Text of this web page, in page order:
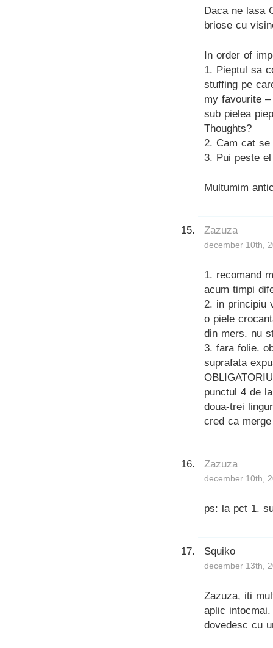
Daca ne lasa
briose cu
In order of
1. Pieptul sa
stuffing pe
my favourite
sub pielea
Thoughts?
2. Cam cat
3. Pui peste
Multumim
Zazuza
december 10th,
1. recomand
acum timpi
2. in principiu
o piele
din mers. nu
3. fara folie.
suprafata
punctul 4 de
doua-trei
cred ca
Zazuza
december 10th,
ps: la pct 1.
Squiko
december 13th,
Zazuza, iti
aplic
dovedesc cu